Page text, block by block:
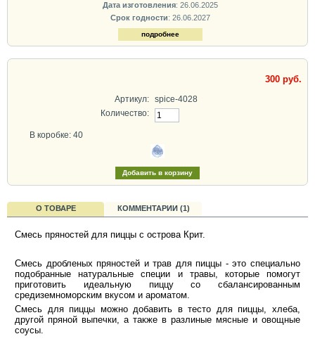
Дата изготовления: 26.06.2025
Срок годности: 26.06.2027
подробнее
300 руб.
Артикул: spice-4028
Количество:
В коробке: 40
О ТОВАРЕ КОММЕНТАРИИ (1)
Cмесь пряностей для пиццы с острова Крит.
Смесь дробленых пряностей и трав для пиццы - это специально
подобранные натуральные специи и травы, которые помогут
приготовить идеальную пиццу со сбалансированным
средиземноморским вкусом и ароматом.
Смесь для пиццы можно добавить в тесто для пиццы, хлеба,
другой пряной выпечки, а также в разлиные мясные и овощные
соусы.